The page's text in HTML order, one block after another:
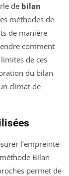
de bilan
méthodes de
de manière
comment
de ces
du bilan
climat de
l’empreinte
Bilan
permet de